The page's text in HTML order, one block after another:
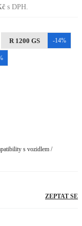
s DPH.
R 1200 GS -14%
s vozidlem /
ZEPTAT SE